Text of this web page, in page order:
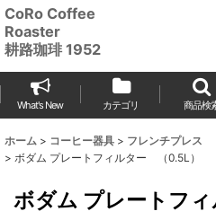
CoRo Coffee
耕路珈琲 1952
What's New カテゴリ 商品検
ホーム > コーヒー器具 > フレンチプレス
> ボダム プレートフィルター （0.5L）
ボダム プレートフ